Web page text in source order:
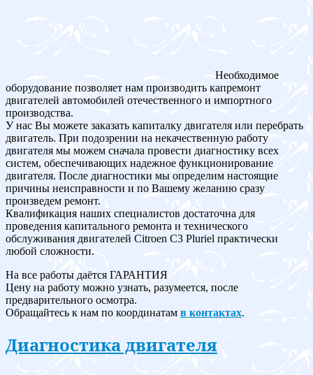
Необходимое
оборудование позволяет нам производить капремонт
двигателей автомобилей отечественного и импортного
производства.
У нас Вы можете заказать капиталку двигателя или перебрать
двигатель. При подозрении на некачественную работу
двигателя мы можем сначала провести диагностику всех
систем, обеспечивающих надежное функционирование
двигателя. После диагностики мы определим настоящие
причины неисправности и по Вашему желанию сразу
произведем ремонт.
Квалификация наших специалистов достаточна для
проведения капитального ремонта и технического
обслуживания двигателей Citroen C3 Pluriel практически
любой сложности.
На все работы даётся ГАРАНТИЯ
Цену на работу можно узнать, разумеется, после
предварительного осмотра.
Обращайтесь к нам по координатам в контактах.
Диагностика двигателя